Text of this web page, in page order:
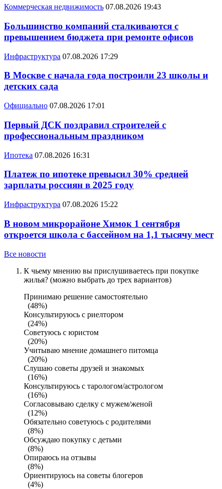
Коммерческая недвижимость 07.08.2026 19:43
Большинство компаний сталкиваются с
превышением бюджета при ремонте офисов
Инфраструктура 07.08.2026 17:29
В Москве с начала года построили 23 школы и
детских сада
Официально 07.08.2026 17:01
Первый ДСК поздравил строителей с
профессиональным праздником
Ипотека 07.08.2026 16:31
Платеж по ипотеке превысил 30% средней
зарплаты россиян в 2025 году
Инфраструктура 07.08.2026 15:22
В новом микрорайоне Химок 1 сентября
откроется школа с бассейном на 1,1 тысячу мест
Все новости
К чьему мнению вы прислушиваетесь при покупке
жилья? (можно выбрать до трех вариантов)
Принимаю решение самостоятельно
(48%)
Консультируюсь с риелтором
(24%)
Советуюсь с юристом
(20%)
Учитываю мнение домашнего питомца
(20%)
Слушаю советы друзей и знакомых
(16%)
Консультируюсь с тарологом/астрологом
(16%)
Согласовываю сделку с мужем/женой
(12%)
Обязательно советуюсь с родителями
(8%)
Обсуждаю покупку с детьми
(8%)
Опираюсь на отзывы
(8%)
Ориентируюсь на советы блогеров
(4%)